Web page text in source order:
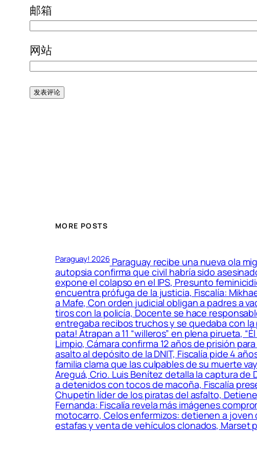
邮箱
网站
MORE POSTS
Paraguay! 2026Paraguay recibe una nueva ola
autopsia confirma que civil habría sido
expone el colapso en el IPS, Presunto
encuentra prófuga de la justicia, Fiscalía:
a Mafe, Con orden judicial obligan a padres a
tiros con la policía, Docente se hace
entregaba recibos truchos y se quedaba con la
pata! Atrapan a 11 “willeros” en plena pirueta,
Limpio, Cámara confirma 12 años de prisión
asalto al depósito de la DNIT, Fiscalía pide 4
familia clama que las culpables de su muerte
Areguá, Crio. Luis Benítez detalla la captura
a detenidos con tocos de macoña, Fiscalía
Chupetín líder de los piratas del asfalto,
Fernanda: Fiscalía revela más imágenes
motocarro, Celos enfermizos: detienen a
estafas y venta de vehículos clonados, Marset